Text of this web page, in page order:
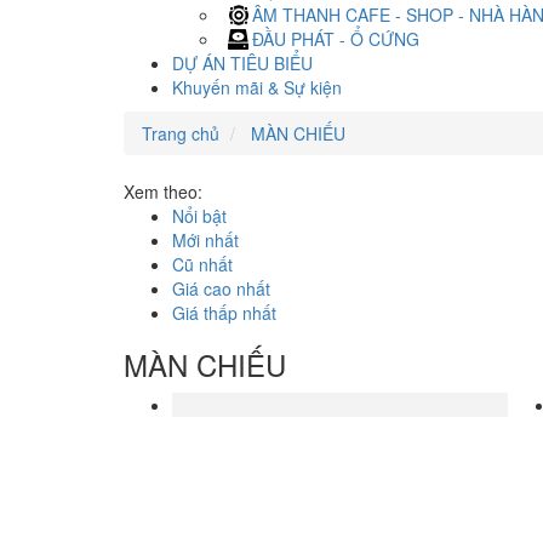
ÂM THANH CAFE - SHOP - NHÀ
ĐẦU PHÁT - Ổ CỨNG
DỰ ÁN TIÊU BIỂU
Khuyến mãi & Sự kiện
Trang chủ
MÀN CHIẾU
Xem theo:
Nổi bật
Mới nhất
Cũ nhất
Giá cao nhất
Giá thấp nhất
MÀN CHIẾU